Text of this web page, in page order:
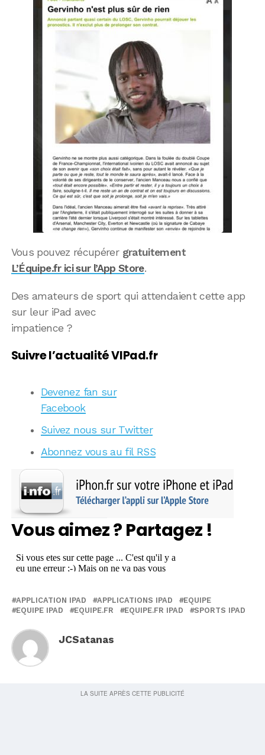
Vous pouvez récupérer gratuitement
L’Équipe.fr ici sur l’App Store.
Des amateurs de sport qui attendaient cette app
sur leur iPad avec
impatience ?
Suivre l’actualité VIPad.fr
Devenez fan sur
Facebook
Suivez nous sur Twitter
Abonnez vous au fil RSS
Vous aimez ? Partagez !
APPLICATION IPAD APPLICATIONS IPAD
EQUIPE
EQUIPE IPAD
EQUIPE.FR EQUIPE.FR IPAD SPORTS IPAD
JCSatanas